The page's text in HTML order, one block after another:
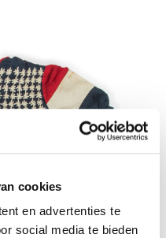
cookies
en advertenties te
social media te bieden